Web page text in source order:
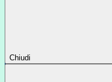
Chiudi